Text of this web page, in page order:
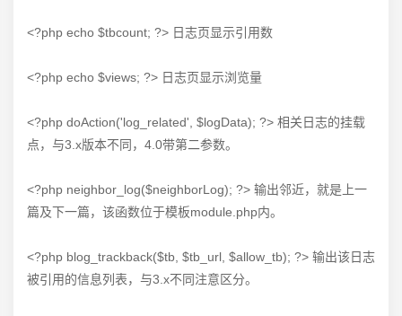
<?php echo $tbcount; ?> 日志页显示引用数
<?php echo $views; ?> 日志页显示浏览量
<?php doAction('log_related', $logData); ?> 相关日志的挂载
点，与3.x版本不同，4.0带第二参数。
<?php neighbor_log($neighborLog); ?> 输出邻近，就是上一
篇及下一篇，该函数位于模板module.php内。
<?php blog_trackback($tb, $tb_url, $allow_tb); ?> 输出该日志
被引用的信息列表，与3.x不同注意区分。